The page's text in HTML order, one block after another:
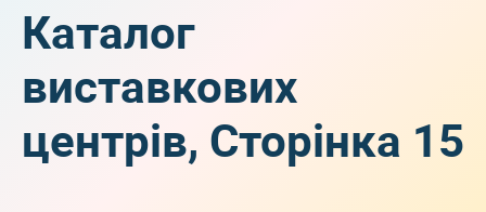
Каталог
виставкових
центрів, Сторінка 15